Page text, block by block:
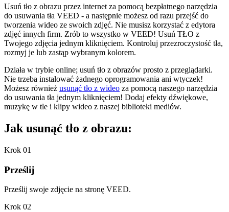
Usuń tło z obrazu przez internet za pomocą bezpłatnego narzędzia
do usuwania tła VEED - a następnie możesz od razu przejść do
tworzenia wideo ze swoich zdjęć. Nie musisz korzystać z edytora
zdjęć innych firm. Zrób to wszystko w VEED! Usuń TŁO z
Twojego zdjęcia jednym kliknięciem. Kontroluj przezroczystość tła,
rozmyj je lub zastąp wybranym kolorem.
Działa w trybie online; usuń tło z obrazów prosto z przeglądarki.
Nie trzeba instalować żadnego oprogramowania ani wtyczek!
Możesz również usunąć tło z wideo za pomocą naszego narzędzia
do usuwania tła jednym kliknięciem! Dodaj efekty dźwiękowe,
muzykę w tle i klipy wideo z naszej biblioteki mediów.
Jak usunąć tło z obrazu:
Krok 01
Prześlij
Prześlij swoje zdjęcie na stronę VEED.
Krok 02